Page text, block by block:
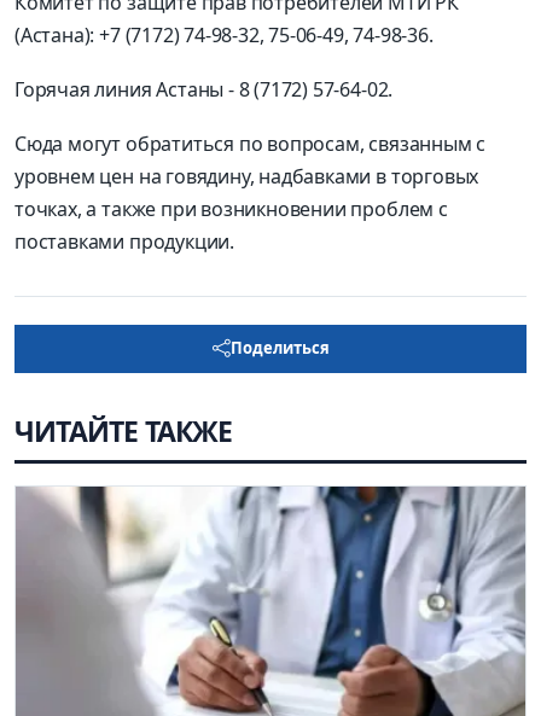
(Астана): +7 (7172) 74-98-32, 75-06-49, 74-98-36.
Горячая линия Астаны - 8 (7172) 57-64-02.
Сюда могут обратиться по вопросам, связанным с
уровнем цен на говядину, надбавками в торговых
точках, а также при возникновении проблем с
поставками продукции.
Поделиться
ЧИТАЙТЕ ТАКЖЕ